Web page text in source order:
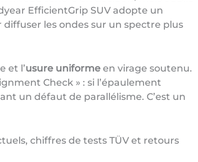
EfficientGrip SUV adopte un
les ondes sur un spectre plus
et l’usure uniformeen virage soutenu.
Check » : si l’épaulement
un défaut de parallélisme. C’est un
chiffres de tests TÜV et retours